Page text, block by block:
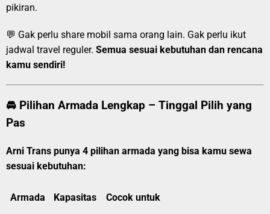
pikiran.
💬 Gak perlu share mobil sama orang lain. Gak perlu ikut
jadwal travel reguler. Semua sesuai kebutuhan dan rencana
kamu sendiri!
🚘 Pilihan Armada Lengkap – Tinggal Pilih yang
Pas
Arni Trans punya 4 pilihan armada yang bisa kamu sewa
sesuai kebutuhan:
Armada Kapasitas Cocok untuk